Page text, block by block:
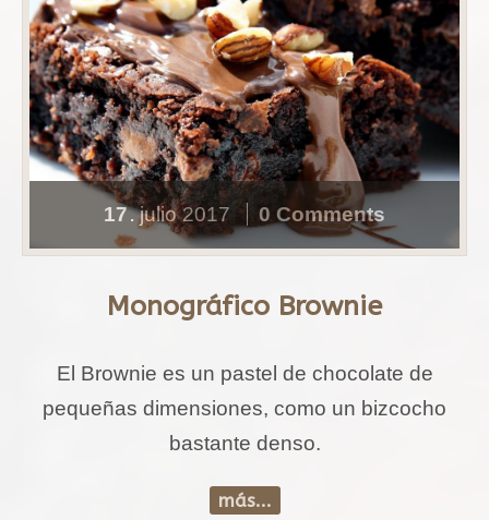
Monográfico Brownie
17. julio2017 0 Comments
El Brownie es un pastel de chocolate de
pequeñas dimensiones, como un bizcocho
bastante denso.
más...